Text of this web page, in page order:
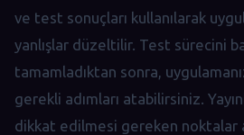
ve test sonuçları kullanılarak
yanlışlar düzeltilir. Test sürecini
tamamladıktan sonra,
gerekli adımları atabilirsiniz.
dikkat edilmesi gereken noktalar